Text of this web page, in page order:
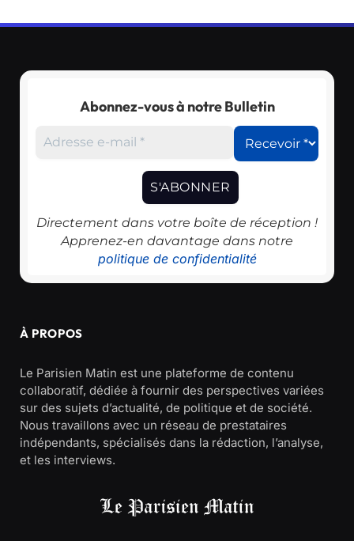
Abonnez-vous à notre Bulletin
Directement dans votre boîte de réception !
Apprenez-en davantage dans notre
politique de confidentialité
À PROPOS
Le Parisien Matin est une plateforme de contenu
collaboratif, dédiée à fournir des perspectives variées
sur des sujets d’actualité, de politique et de société.
Nous travaillons avec un réseau de prestataires
indépendants, spécialisés dans la rédaction, l’analyse,
et les interviews.